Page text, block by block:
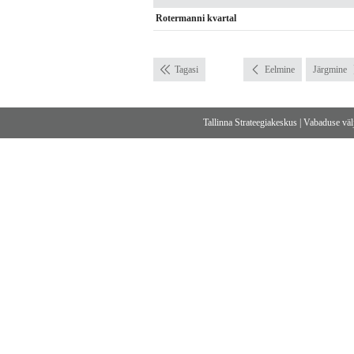
Rotermanni kvartal
Tagasi Eelmine Järgmine
Tallinna Strateegiakeskus Vabaduse